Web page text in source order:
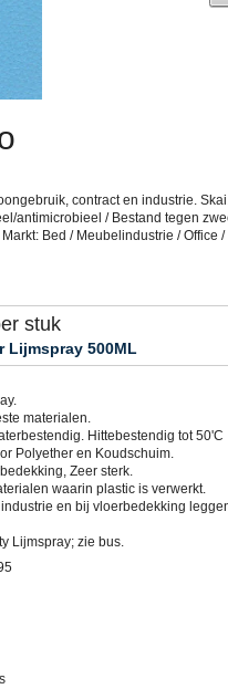
contract en industrie.
antimicrobieel / Bestand tegen
Bed / Meubelindustrie / Office /
stuk
Lijmspray 500ML
materialen.
Hittebestendig tot 50'C
Polyether en Koudschuim.
Zeer sterk.
waarin plastic is verwerkt.
en bij vloerbedekking
Lijmspray; zie bus.